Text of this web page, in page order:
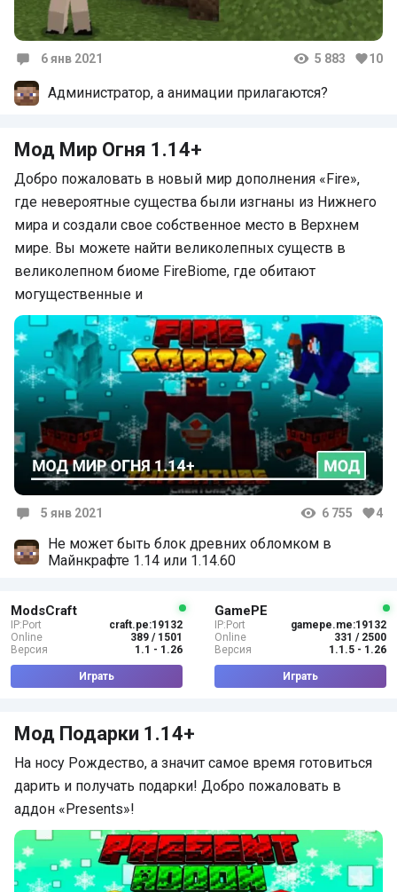
6 янв 2021 5 883 10
Администратор, а анимации прилагаются?
Мод Мир Огня 1.14+
Добро пожаловать в новый мир дополнения «Fire»,
где невероятные существа были изгнаны из Нижнего
мира и создали свое собственное место в Верхнем
мире. Вы можете найти великолепных существ в
великолепном биоме FireBiome, где обитают
могущественные и
5 янв 2021 6 755 4
Не может быть блок древних обломком в
Майнкрафте 1.14 или 1.14.60
ModsCraft
IP:Port
craft.pe:19132
Online
389 / 1501
Версия
1.1 - 1.26
Играть
GamePE
IP:Port
gamepe.me:19132
Online
331 / 2500
Версия
1.1.5 - 1.26
Играть
Мод Подарки 1.14+
На носу Рождество, а значит самое время готовиться
дарить и получать подарки! Добро пожаловать в
аддон «Presents»!